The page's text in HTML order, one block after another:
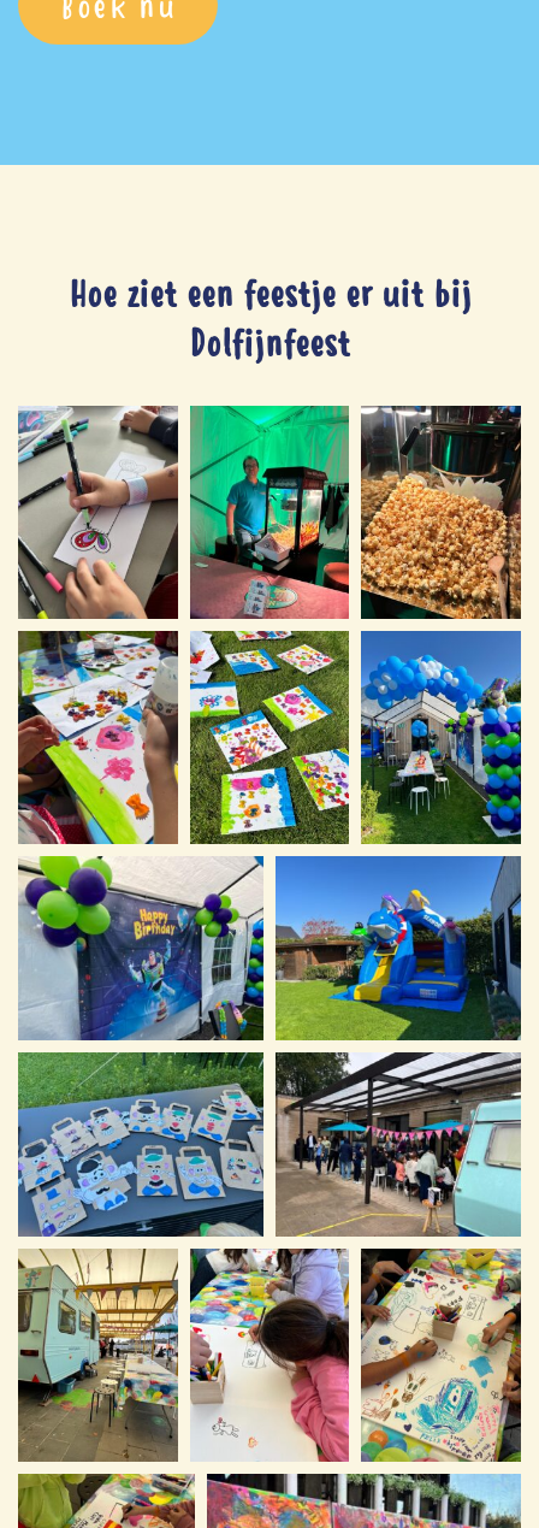
Hoe ziet een feestje er uit bij
Dolfijnfeest